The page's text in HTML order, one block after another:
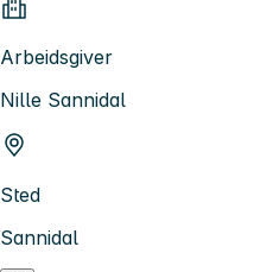
Arbeidsgiver
Nille Sannidal
Sted
Sannidal